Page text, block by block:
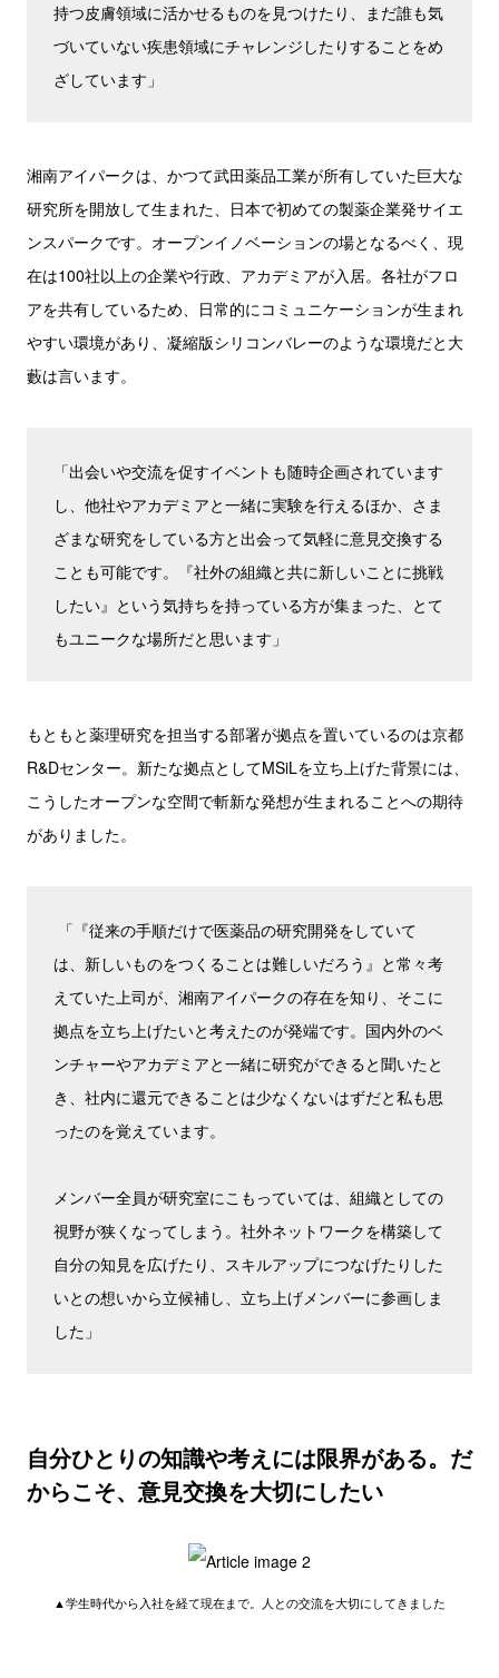
持つ皮膚領域に活かせるものを見つけたり、まだ誰も気
づいていない疾患領域にチャレンジしたりすることをめ
ざしています」
湘南アイパークは、かつて武田薬品工業が所有していた巨大な
研究所を開放して生まれた、日本で初めての製薬企業発サイエ
ンスパークです。オープンイノベーションの場となるべく、現
在は100社以上の企業や行政、アカデミアが入居。各社がフロ
アを共有しているため、日常的にコミュニケーションが生まれ
やすい環境があり、凝縮版シリコンバレーのような環境だと大
藪は言います。
「出会いや交流を促すイベントも随時企画されています
し、他社やアカデミアと一緒に実験を行えるほか、さま
ざまな研究をしている方と出会って気軽に意見交換する
ことも可能です。『社外の組織と共に新しいことに挑戦
したい』という気持ちを持っている方が集まった、とて
もユニークな場所だと思います」
もともと薬理研究を担当する部署が拠点を置いているのは京都
R&Dセンター。新たな拠点としてMSiLを立ち上げた背景には、
こうしたオープンな空間で斬新な発想が生まれることへの期待
がありました。
「『従来の手順だけで医薬品の研究開発をしていて
は、新しいものをつくることは難しいだろう』と常々考
えていた上司が、湘南アイパークの存在を知り、そこに
拠点を立ち上げたいと考えたのが発端です。国内外のベ
ンチャーやアカデミアと一緒に研究ができると聞いたと
き、社内に還元できることは少なくないはずだと私も思
ったのを覚えています。
メンバー全員が研究室にこもっていては、組織としての
視野が狭くなってしまう。社外ネットワークを構築して
自分の知見を広げたり、スキルアップにつなげたりした
いとの想いから立候補し、立ち上げメンバーに参画しま
した」
自分ひとりの知識や考えには限界がある。だ
からこそ、意見交換を大切にしたい
▲学生時代から入社を経て現在まで。人との交流を大切にしてきました